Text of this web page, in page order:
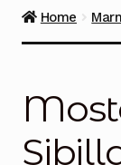
Salumi
Home